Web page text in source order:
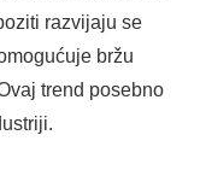
razvijaju se
bržu
trend posebno